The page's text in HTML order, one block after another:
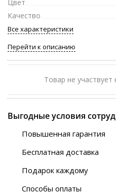
Цвет
Качество
Все характеристики
Перейти к описанию
Товар не участвует
Выгодные условия
Повышенная гарантия
Бесплатная доставка
Автобусы (по ЮФО)
“BlaBlaCar” (по ЮФО)
Подарок каждому
Способы оплаты